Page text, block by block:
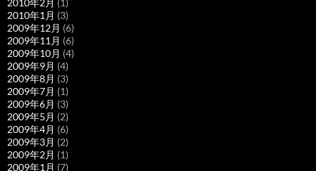
2010年2月 (1)
2010年1月 (3)
2009年12月 (6)
2009年11月 (6)
2009年10月 (4)
2009年9月 (4)
2009年8月 (3)
2009年7月 (1)
2009年6月 (3)
2009年5月 (2)
2009年4月 (6)
2009年3月 (2)
2009年2月 (1)
2009年1月 (7)